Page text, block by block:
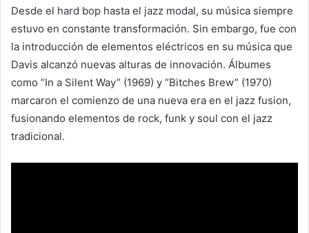
Desde el hard bop hasta el jazz modal, su música siempre
estuvo en constante transformación. Sin embargo, fue con
la introducción de elementos eléctricos en su música que
Davis alcanzó nuevas alturas de innovación. Álbumes
como “In a Silent Way” (1969) y “Bitches Brew” (1970)
marcaron el comienzo de una nueva era en el jazz fusion,
fusionando elementos de rock, funk y soul con el jazz
tradicional.